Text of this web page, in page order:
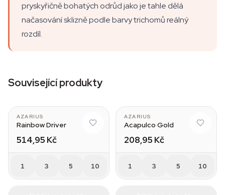
pryskyřičně bohatých odrůd jako je tahle dělá
načasování sklizně podle barvy trichomů reálný
rozdíl.
Související produkty
AZARIUS
Rainbow Driver
514,95 Kč
1 3 5 10
AZARIUS
Acapulco Gold
208,95 Kč
1 3 5 10